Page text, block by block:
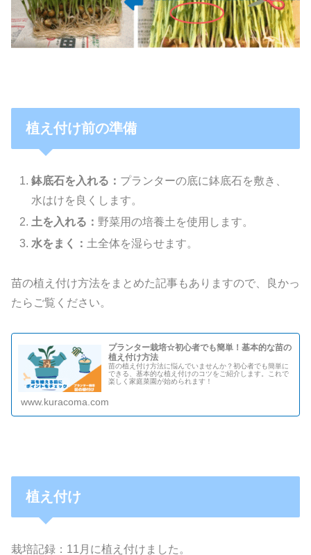
植え付け前の準備
鉢底石を入れる： プランターの底に鉢底石を敷き、
水はけを良くします。
土を入れる： 野菜用の培養土を使用します。
水をまく：土全体を湿らせます。
苗の植え付け方法をまとめた記事もありますので、良かっ
たらご覧ください。
プランター栽培☆初心者でも簡単！基本的な苗の
植え付け方法
苗の植え付け方法に悩んでいませんか？初心者でも簡単に
できる、基本的な植え付けのコツをご紹介します。これで
楽しく家庭菜園が始められます！
www.kuracoma.com
植え付け
栽培記録：11月に植え付けました。